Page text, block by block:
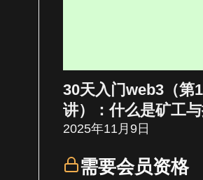
30天入门web3（第
讲）：什么是矿工与
2025年11月9日
需要会员资格